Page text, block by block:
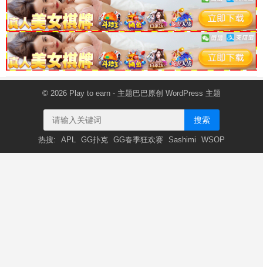
© 2026 Play to earn - 主题巴巴原创 WordPress 主题
搜索
热搜: APL GG扑克 GG春季狂欢赛 Sashimi WSOP